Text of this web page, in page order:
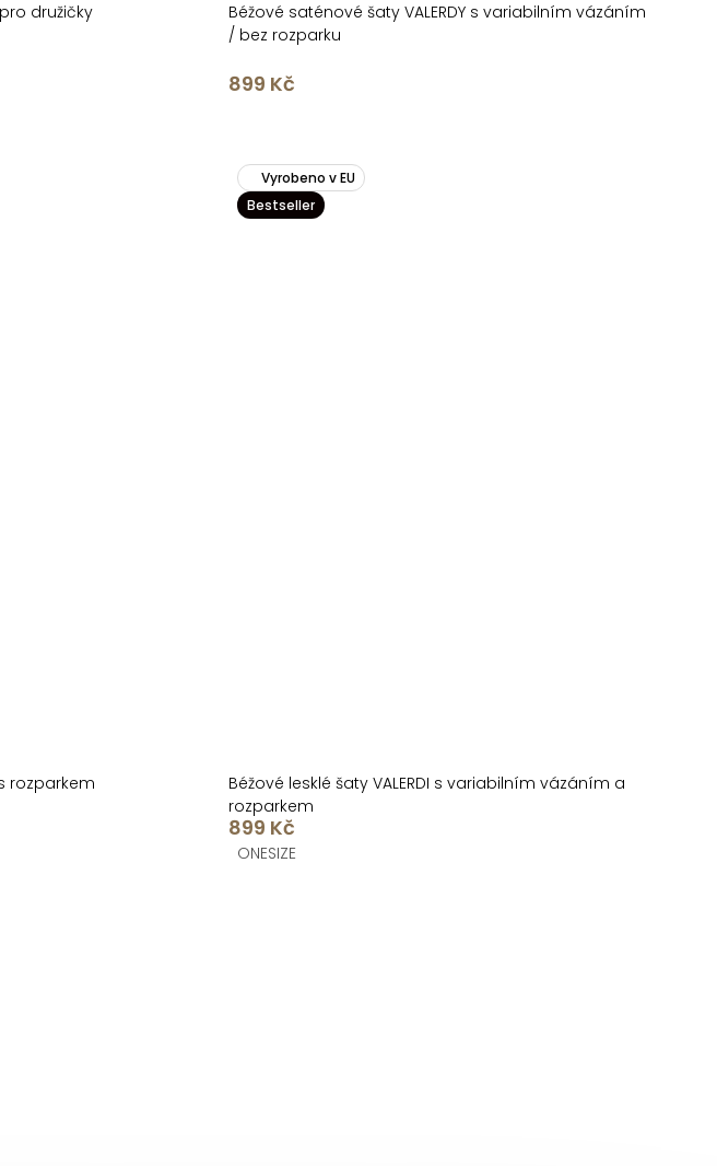
družičky
Béžové saténové šaty VALERDY s variabilním vázáním
/ bez rozparku
899 Kč
rozparkem
Vyrobeno v EU
Bestseller
Béžové lesklé šaty VALERDI s variabilním vázáním a
rozparkem
899 Kč
ONESIZE